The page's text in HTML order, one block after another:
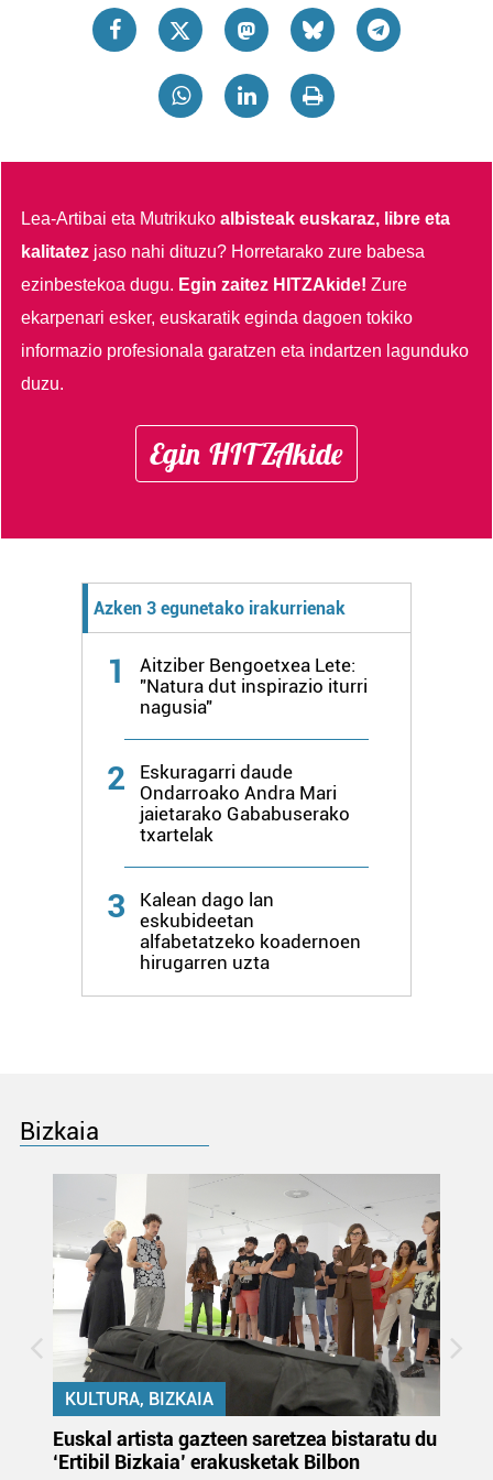
Lea-Artibai eta Mutrikukoalbisteak euskaraz, libre eta
kalitatez jaso nahi dituzu? Horretarako zure babesa
ezinbestekoa dugu. Egin zaitez HITZAkide!Zure
ekarpenari esker, euskaratik eginda dagoen tokiko
informazio profesionala garatzen eta indartzen lagunduko
duzu.
Egin HITZAkide
Azken 3 egunetako irakurrienak
1
Aitziber Bengoetxea Lete:
"Natura dut inspirazio iturri
nagusia"
2
Eskuragarri daude
Ondarroako Andra Mari
jaietarako Gababuserako
txartelak
3
Kalean dago lan
eskubideetan
alfabetatzeko koadernoen
hirugarren uzta
Bizkaia
KULTURA, BIZKAIA
Euskal artista gazteen saretzea bistaratu du
‘Ertibil Bizkaia’ erakusketak Bilbon